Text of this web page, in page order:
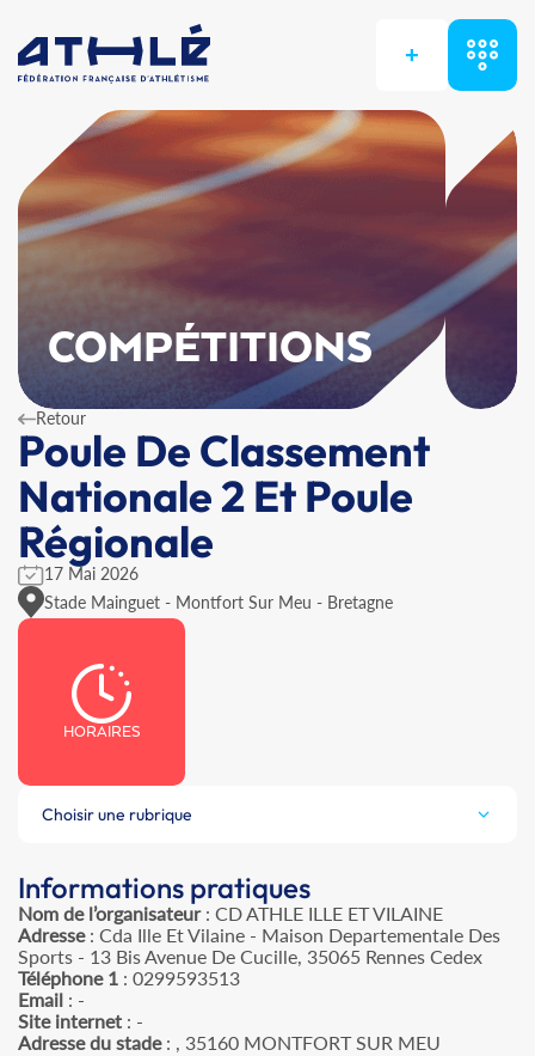
+
COMPÉTITIONS
Retour
Poule De Classement
Nationale 2 Et Poule
Régionale
17 Mai 2026
Stade Mainguet - Montfort Sur Meu - Bretagne
HORAIRES
Choisir une rubrique
Informations pratiques
Nom de l’organisateur: CD ATHLE ILLE ET VILAINE
Adresse: Cda Ille Et Vilaine - Maison Departementale Des
Sports - 13 Bis Avenue De Cucille, 35065 Rennes Cedex
Téléphone 1 : 0299593513
Email : -
Site internet : -
Adresse du stade: , 35160 MONTFORT SUR MEU